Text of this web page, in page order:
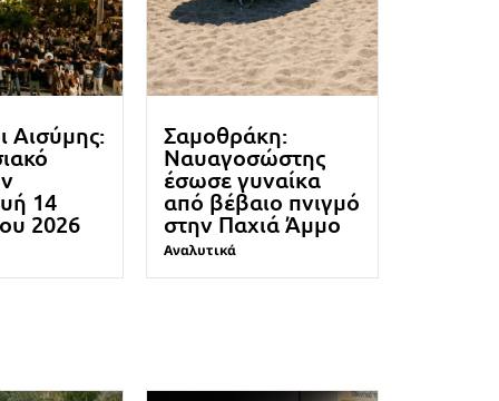
Αισύμης:
14
2026
Σαμοθράκη:
Ναυαγοσώστης
έσωσε γυναίκα
από βέβαιο πνιγμό
στην Παχιά Άμμο
Αναλυτικά